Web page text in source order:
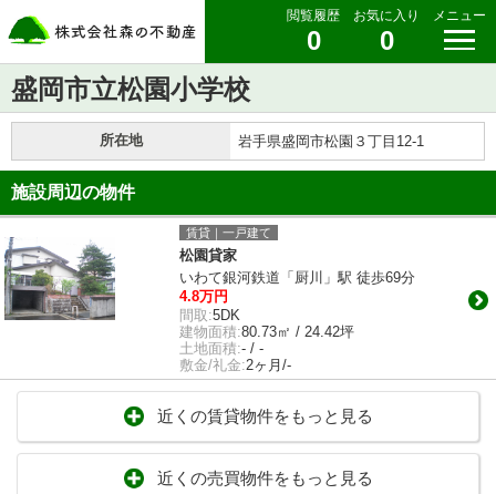
閲覧履歴
0
お気に入り
0
メニュー
盛岡市立松園小学校
所在地 岩手県盛岡市松園３丁目12-1
施設周辺の物件
賃貸｜一戸建て
松園貸家
いわて銀河鉄道「厨川」駅 徒歩69分
4.8万円
間取:5DK
建物面積:80.73㎡ / 24.42坪
土地面積:- / -
敷金/礼金:2ヶ月/-
近くの賃貸物件をもっと見る
近くの売買物件をもっと見る